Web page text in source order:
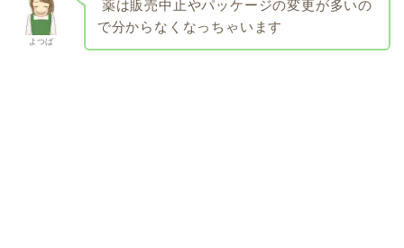
よつば
薬は販売中止やパッケージの変更が多いの
で分からなくなっちゃいます